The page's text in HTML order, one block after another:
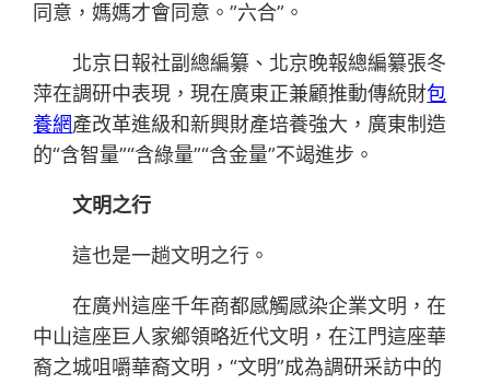
同意，媽媽才會同意。”六合”。
北京日報社副總編纂、北京晚報總編纂張冬
萍在調研中表現，現在廣東正兼顧推動傳統財包
養網產改革進級和新興財產培養強大，廣東制造
的“含智量”“含綠量”“含金量”不竭進步。
文明之行
這也是一趟文明之行。
在廣州這座千年商都感觸感染企業文明，在
中山這座巨人家鄉領略近代文明，在江門這座華
裔之城咀嚼華裔文明，“文明”成為調研采訪中的